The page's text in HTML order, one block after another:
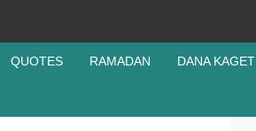
QUOTES RAMADAN DANA KAGET